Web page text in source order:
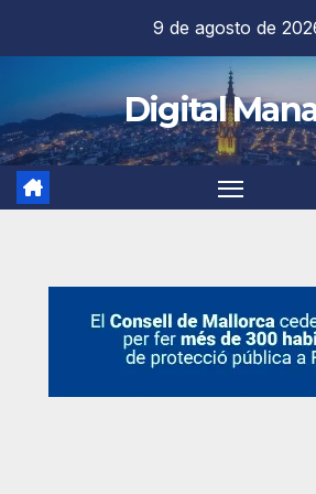
contenido
9 de agosto de
Digital